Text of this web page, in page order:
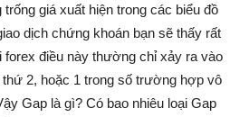
giá xuất hiện trong các biểu đồ
dịch chứng khoán bạn sẽ thấy rất
forex điều này thường chỉ xảy ra vào
2, hoặc 1 trong số trường hợp vô
Gap là gì? Có bao nhiêu loại Gap